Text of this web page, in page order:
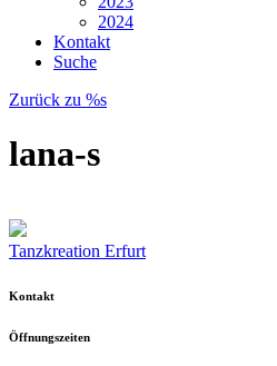
2024
Kontakt
Suche
Zurück zu %s
lana-s
Tanzkreation Erfurt
Kontakt
Öffnungszeiten